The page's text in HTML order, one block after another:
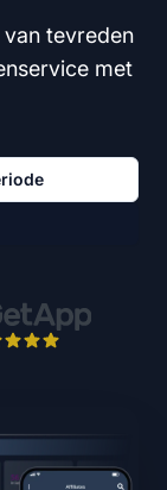
tevreden
met